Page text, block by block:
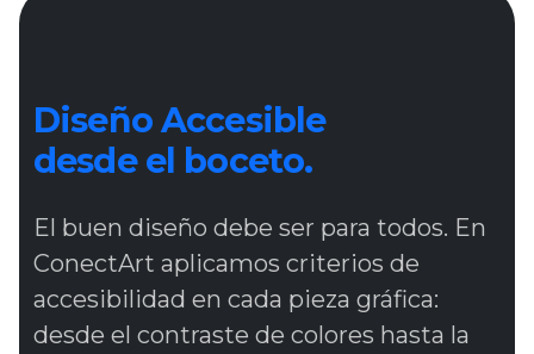
Diseño Accesible
desde el boceto.
El buen diseño debe ser para todos. En
ConectArt aplicamos criterios de
accesibilidad en cada pieza gráfica:
desde el contraste de colores hasta la